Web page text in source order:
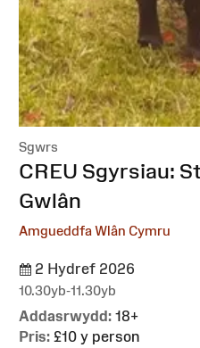
Sgwrs
:CREU Sgyrsiau:
Gwlân
Amgueddfa Wlân Cymru
2 Hydref 2026
10.30yb-11.30yb
Addasrwydd: 18+
Pris: £10 y person